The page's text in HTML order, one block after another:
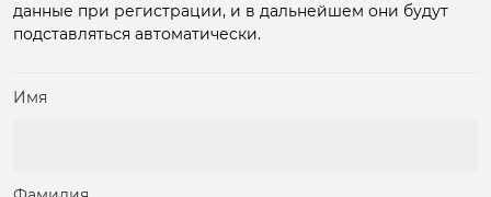
данные при регистрации, и в дальнейшем они будут
подставляться автоматически.
Имя